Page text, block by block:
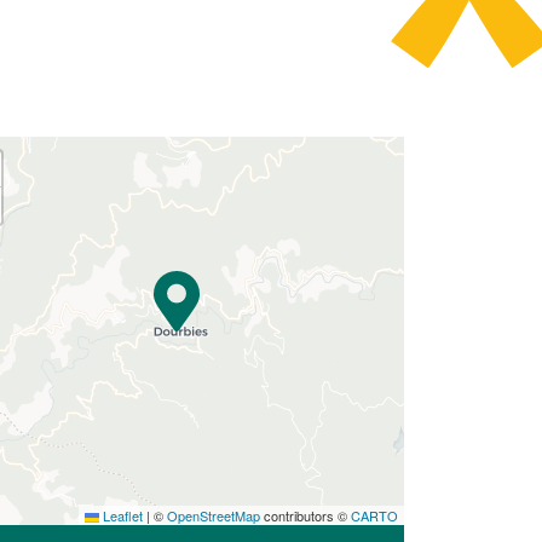
Leaflet | ©OpenStreetMapcontributors ©CARTO